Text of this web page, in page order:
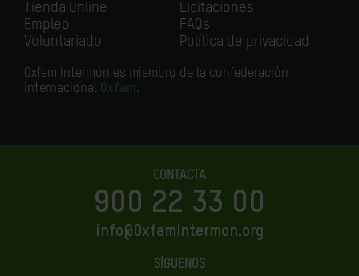
Tienda Online
Empleo
Voluntariado
Licitaciones
FAQs
Política de privacidad
Oxfam Intermón es miembro de la confederación
internacional Oxfam.
CONTACTA
900 22 33 00
info@OxfamIntermon.org
SÍGUENOS